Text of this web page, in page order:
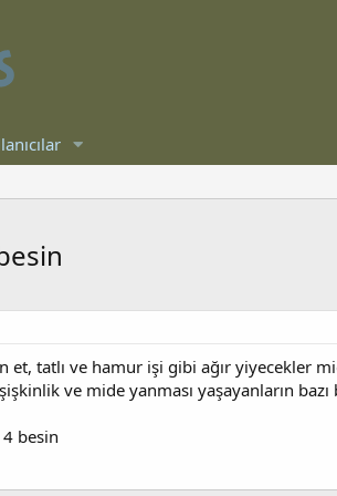
et, tatlı ve hamur işi gibi ağır yiyecekler
şişkinlik ve mide yanması yaşayanların
besin